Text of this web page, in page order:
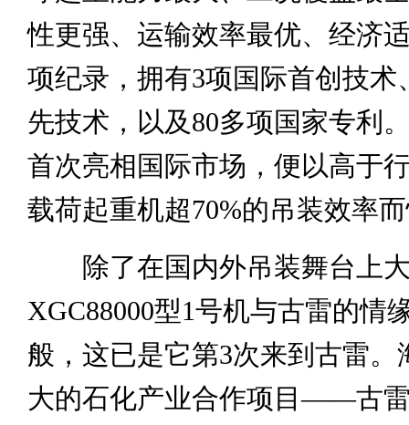
性更强、运输效率最优、经济
项纪录，拥有3项国际首创技术
先技术，以及80多项国家专利
首次亮相国际市场，便以高于
载荷起重机超70%的吊装效率
除了在国内外吊装舞台上大
XGC88000型1号机与古雷的情
般，这已是它第3次来到古雷。
大的石化产业合作项目——古